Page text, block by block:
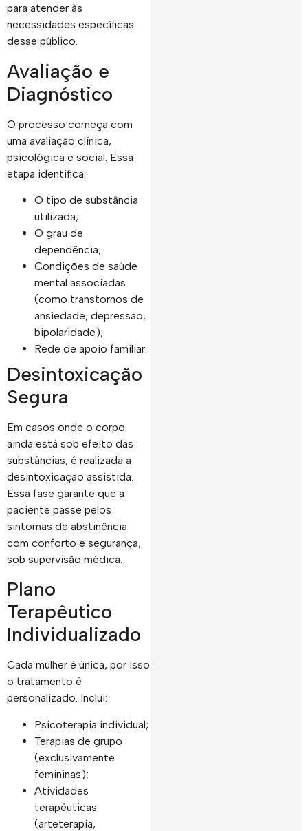
para atender às
necessidades específicas
desse público.
Avaliação e
Diagnóstico
O processo começa com
uma avaliação clínica,
psicológica e social. Essa
etapa identifica:
O tipo de substância
utilizada;
O grau de
dependência;
Condições de saúde
mental associadas
(como transtornos de
ansiedade, depressão,
bipolaridade);
Rede de apoio familiar.
Desintoxicação
Segura
Em casos onde o corpo
ainda está sob efeito das
substâncias, é realizada a
desintoxicação assistida.
Essa fase garante que a
paciente passe pelos
sintomas de abstinência
com conforto e segurança,
sob supervisão médica.
Plano
Terapêutico
Individualizado
Cada mulher é única, por isso
o tratamento é
personalizado. Inclui:
Psicoterapia individual;
Terapias de grupo
(exclusivamente
femininas);
Atividades
terapêuticas
(arteterapia,